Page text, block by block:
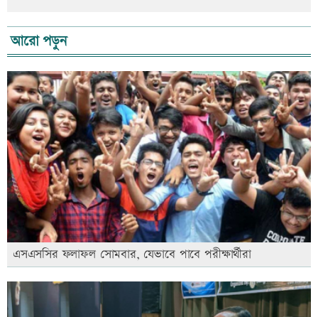
আরো পড়ুন
এসএসসির ফলাফল সোমবার, যেভাবে পাবে পরীক্ষার্থীরা